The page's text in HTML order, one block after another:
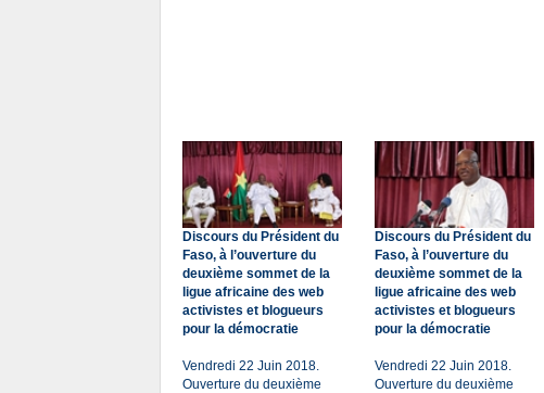
Discours du Président du
Faso, à l’ouverture du
deuxième sommet de la
ligue africaine des web
activistes et blogueurs
pour la démocratie
Vendredi 22 Juin 2018.
Ouverture du deuxième
Discours du Président du
Faso, à l’ouverture du
deuxième sommet de la
ligue africaine des web
activistes et blogueurs
pour la démocratie
Vendredi 22 Juin 2018.
Ouverture du deuxième